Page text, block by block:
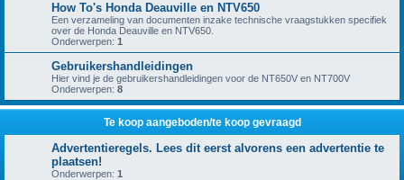
How To's Honda Deauville en NTV650
Een verzameling van documenten inzake technische vraagstukken specifiek
over de Honda Deauville en NTV650.
Onderwerpen: 1
Gebruikershandleidingen
Hier vind je de gebruikershandleidingen voor de NT650V en NT700V
Onderwerpen: 8
Te koop aangeboden/te koop gevraagd
Advertentieregels. Lees dit eerst alvorens een advertentie te
plaatsen!
Onderwerpen: 1